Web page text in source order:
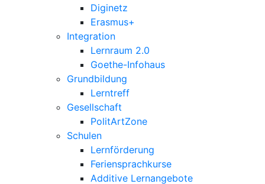
Diginetz
Erasmus+
Integration
Lernraum 2.0
Goethe-Infohaus
Grundbildung
Lerntreff
Gesellschaft
PolitArtZone
Schulen
Lernförderung
Feriensprachkurse
Additive Lernangebote